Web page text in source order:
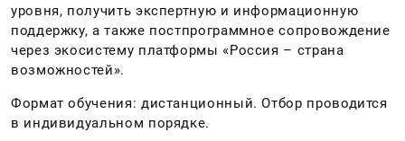
уровня, получить экспертную и информационную
поддержку, а также постпрограммное сопровождение
через экосистему платформы «Россия – страна
возможностей».
Формат обучения: дистанционный. Отбор проводится
в индивидуальном порядке.